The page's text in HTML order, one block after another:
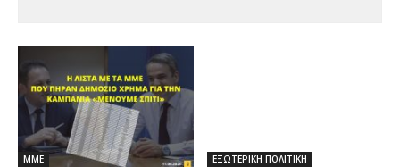
ΜΜΕ ΕΞΩΤΕΡΙΚΗ ΠΟΛΙΤΙΚΗ